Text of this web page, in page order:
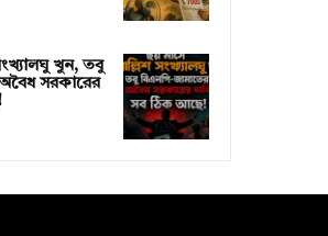
খুন, তবু
সরকারের